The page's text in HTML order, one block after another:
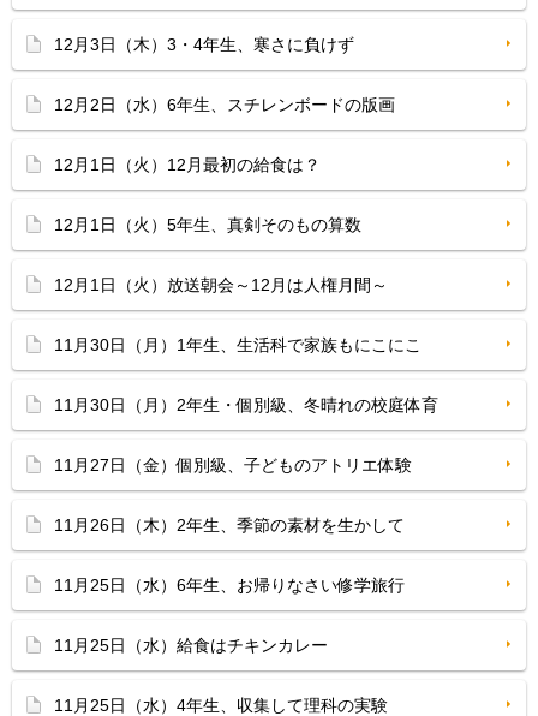
12月3日（木）3・4年生、寒さに負けず
12月2日（水）6年生、スチレンボードの版画
12月1日（火）12月最初の給食は？
12月1日（火）5年生、真剣そのもの算数
12月1日（火）放送朝会～12月は人権月間～
11月30日（月）1年生、生活科で家族もにこにこ
11月30日（月）2年生・個別級、冬晴れの校庭体育
11月27日（金）個別級、子どものアトリエ体験
11月26日（木）2年生、季節の素材を生かして
11月25日（水）6年生、お帰りなさい修学旅行
11月25日（水）給食はチキンカレー
11月25日（水）4年生、収集して理科の実験